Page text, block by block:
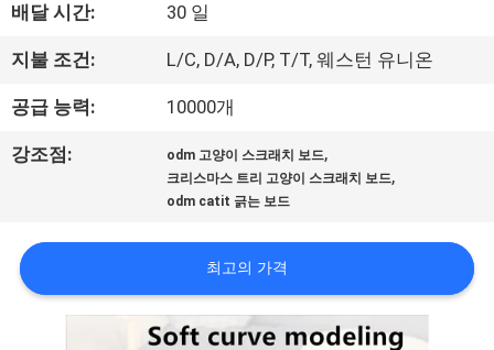
여
공
장
행
배달 시간: 30 일
지불 조건: L/C, D/A, D/P, T/T, 웨스턴 유니온
공급 능력: 10000개
강조점: odm 고양이 스크래치 보드,
크리스마스 트리 고양이 스크래치 보드,
odm catit 긁는 보드
최고의 가격